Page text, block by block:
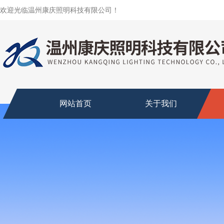
欢迎光临温州康庆照明科技有限公司！
网站首页 关于我们